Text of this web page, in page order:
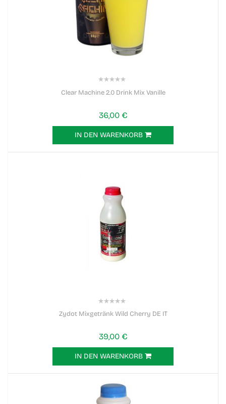
Clear Machine 2.0 Drink Mix Vanille
36,00 €
IN DEN WARENKORB
Zydot Mixgetränk Wild Cherry DE IT
39,00 €
IN DEN WARENKORB